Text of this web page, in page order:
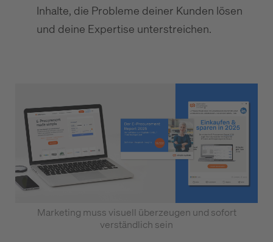
Inhalte, die Probleme deiner Kunden lösen
und deine Expertise unterstreichen.
Marketing muss visuell überzeugen und sofort
verständlich sein